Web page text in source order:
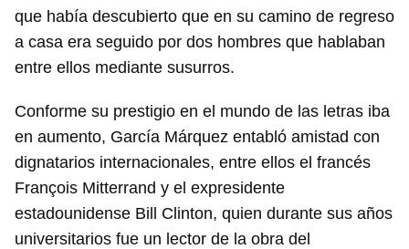
que había descubierto que en su camino de regreso
a casa era seguido por dos hombres que hablaban
entre ellos mediante susurros.
Conforme su prestigio en el mundo de las letras iba
en aumento, García Márquez entabló amistad con
dignatarios internacionales, entre ellos el francés
François Mitterrand y el expresidente
estadounidense Bill Clinton, quien durante sus años
universitarios fue un lector de la obra del